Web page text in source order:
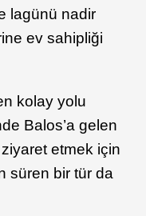
lagünü nadir
ev sahipliği
kolay yolu
Balos’a gelen
etmek için
süren bir tür da